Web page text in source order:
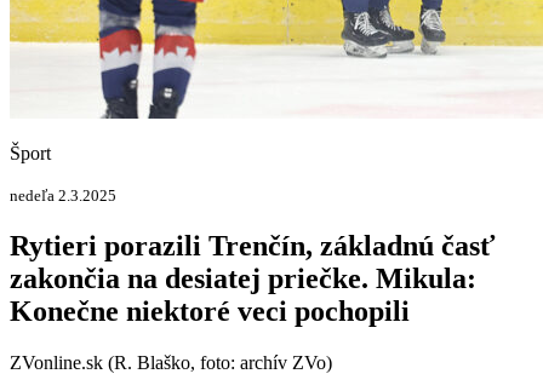
Šport
nedeľa 2.3.2025
Rytieri porazili Trenčín, základnú časť
zakončia na desiatej priečke. Mikula:
Konečne niektoré veci pochopili
ZVonline.sk (R. Blaško, foto: archív ZVo)